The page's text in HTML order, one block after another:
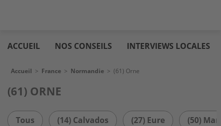
au
contenu
immo
ACCUEIL NOS CONSEILS INTERVIEWS LOCALES
Fil d'Ariane
Accueil > France > Normandie > (61) Orne
(61) ORNE
Tous (14) Calvados (27) Eure (50)